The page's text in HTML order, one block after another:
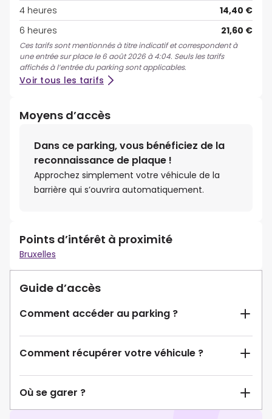
4 heures
14,40 €
6 heures
21,60 €
Ces tarifs sont mentionnés à titre indicatif et correspondent à
une entrée sur place le 6 août 2026 à 4:04. Seuls les tarifs
affichés à l’entrée du parking sont applicables.
Voir tous les tarifs
Moyens d’accès
Dans ce parking, vous bénéficiez de la
reconnaissance de plaque !
Approchez simplement votre véhicule de la
barrière qui s’ouvrira automatiquement.
Points d’intérêt à proximité
Bruxelles
Guide d’accès
Comment accéder au parking ?
Comment récupérer votre véhicule ?
Où se garer ?